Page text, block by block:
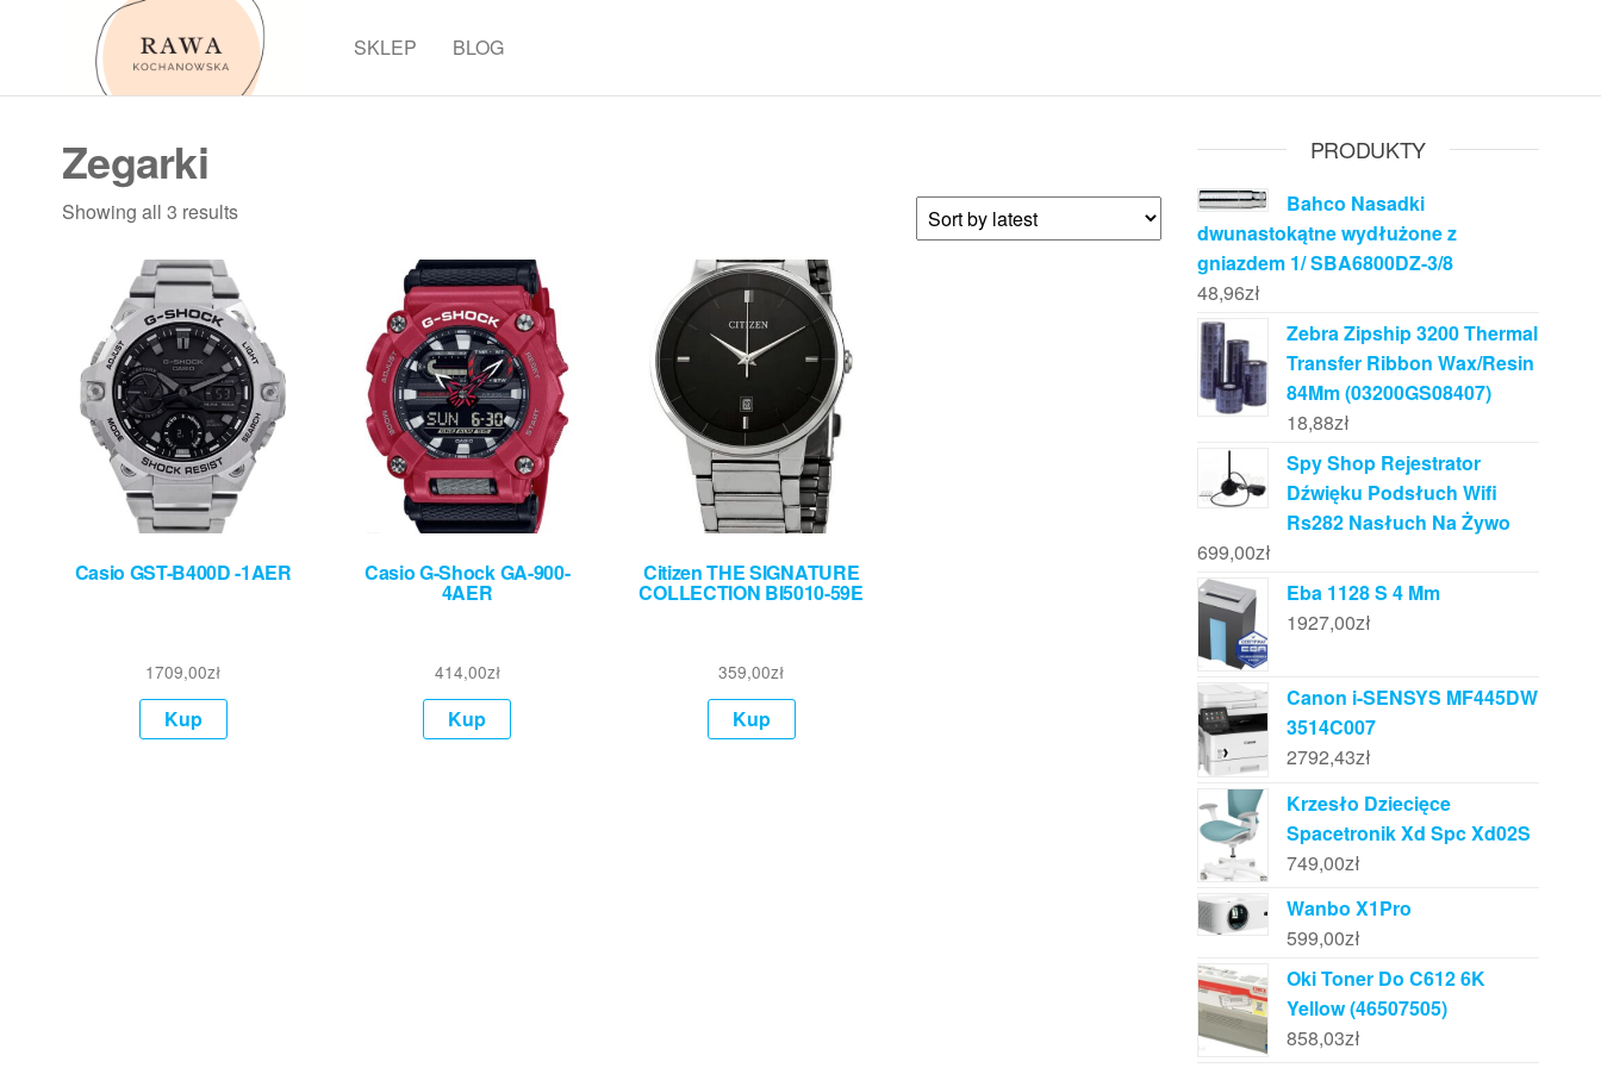
SKLEP BLOG
Zegarki
Showing all 3 results
Casio GST-B400D -1AER
1709,00zł
Kup
Casio G-Shock GA-900-
4AER
414,00zł
Kup
Citizen THE SIGNATURE
COLLECTION BI5010-59E
359,00zł
Kup
PRODUKTY
Bahco Nasadki
dwunastokątne wydłużone z
gniazdem 1/ SBA6800DZ-3/8
48,96zł
Zebra Zipship 3200 Thermal
Transfer Ribbon Wax/Resin
84Mm (03200GS08407)
18,88zł
Spy Shop Rejestrator
Dźwięku Podsłuch Wifi
Rs282 Nasłuch Na Żywo
699,00zł
Eba 1128 S 4 Mm
1927,00zł
Canon i-SENSYS MF445DW
3514C007
2792,43zł
Krzesło Dziecięce
Spacetronik Xd Spc Xd02S
749,00zł
Wanbo X1Pro
599,00zł
Oki Toner Do C612 6K
Yellow (46507505)
858,03zł